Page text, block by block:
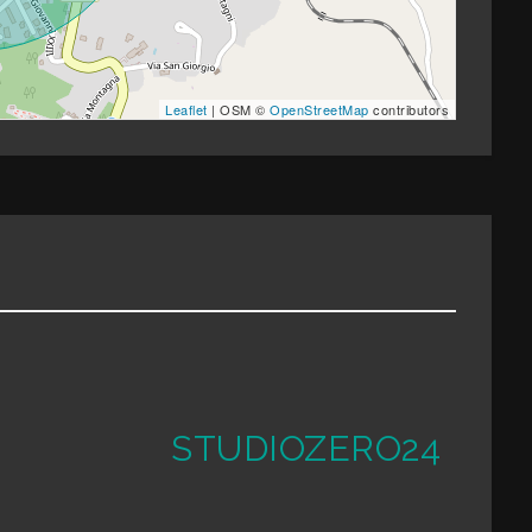
Leaflet | OSM ©OpenStreetMap contributors
STUDIOZERO24